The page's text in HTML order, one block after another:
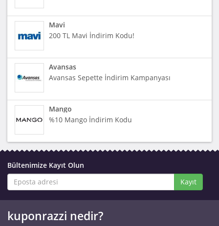
Mavi
200 TL Mavi İndirim Kodu!
Avansas
Avansas Sepette İndirim Kampanyası
Mango
%10 Mango İndirim Kodu
Bültenimize Kayıt Olun
Kayıt
kuponrazzi nedir?